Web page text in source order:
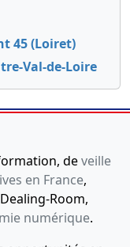
45 (Loiret)
Val-de-Loire
deveille
en France,
Room,
numérique.